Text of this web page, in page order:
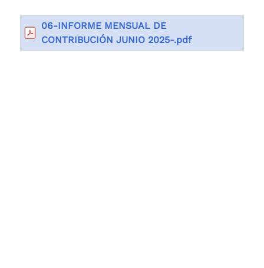
06-INFORME MENSUAL DE
CONTRIBUCIÓN JUNIO 2025-.pdf